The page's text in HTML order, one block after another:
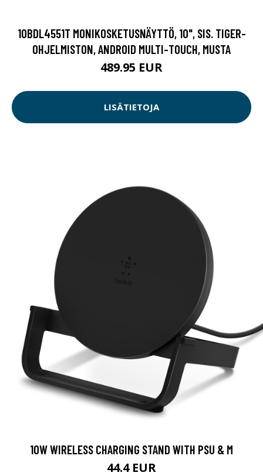
10BDL4551T MONIKOSKETUSNÄYTTÖ, 10", SIS. TIGER-
OHJELMISTON, ANDROID MULTI-TOUCH, MUSTA
489.95 EUR
LISÄTIETOJA
10W WIRELESS CHARGING STAND WITH PSU & M
44.4 EUR